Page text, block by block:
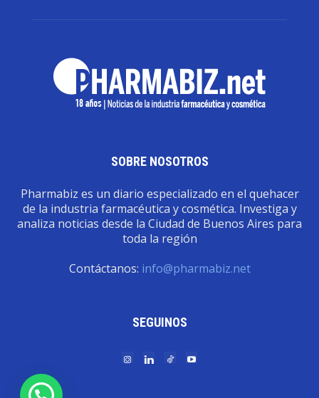
SOBRE NOSOTROS
Pharmabiz es un diario especializado en el quehacer
de la industria farmacéutica y cosmética. Investiga y
analiza noticias desde la Ciudad de Buenos Aires para
toda la región
Contáctanos: info@pharmabiz.net
SEGUINOS